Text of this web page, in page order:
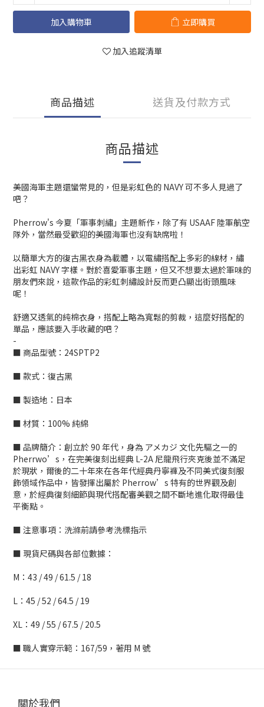
加入購物車 立即購買
加入追蹤清單
商品描述 送貨及付款方式
商品描述
美國海軍主題還蠻常見的，但是彩虹色的 NAVY 可不多人見過了
吧？
Pherrow's 今夏「軍事刺繡」主題新作，除了有 USAAF 陸軍航空
隊外，當然最受歡迎的美國海軍也沒有缺席啦！
以簡單大方的復古黑衣身為載體，以電繡搭配上多彩的線材，繡
出彩虹 NAVY 字樣。對於喜愛軍事主題，但又不想要太過於軍味的
朋友們來說，這款作品的彩虹刺繡設計反而更凸顯出街頭風味
呢！
舒適又透氣的純棉衣身，搭配上略為寬鬆的剪裁，這麼好搭配的
單品，應該要入手收藏的吧？
-
■ 商品型號：24SPTP2
■ 款式：復古黑
■ 製造地：日本
■ 材質：100% 純綿
■ 品牌簡介：創立於 90 年代，身為 アメカジ 文化先驅之一的
Pherrwo’s，在完美復刻出經典 L-2A 尼龍飛行夾克後並不滿足
於現狀，爾後的二十年來在各年代經典丹寧褲及不同美式復刻服
飾領域作品中，皆發揮出屬於 Pherrow’s 特有的世界觀及創
意，於經典復刻細節與現代搭配審美觀之間不斷地進化取得最佳
平衡點。
■ 注意事項：洗滌前請參考洗標指示
■ 現貨尺碼與各部位數據：
M：43 / 49 / 61.5 / 18
L：45 / 52 / 64.5 / 19
XL：49 / 55 / 67.5 / 20.5
■ 職人實穿示範：167/59，著用 M 號
關於我們